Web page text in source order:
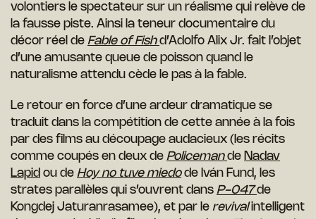
volontiers le spectateur sur un réalisme qui relève de
la fausse piste. Ainsi la teneur documentaire du
décor réel de Fable of Fishd’Adolfo Alix Jr. fait l’objet
d’une amusante queue de poisson quand le
naturalisme attendu cède le pas à la fable.
Le retour en force d’une ardeur dramatique se
traduit dans la compétition de cette année à la fois
par des films au découpage audacieux (les récits
comme coupés en deux de Policemande Nadav
Lapid ou de Hoy no tuve miedode Iván Fund, les
strates parallèles qui s’ouvrent dans P-047de
Kongdej Jaturanrasamee), et par le revivalintelligent